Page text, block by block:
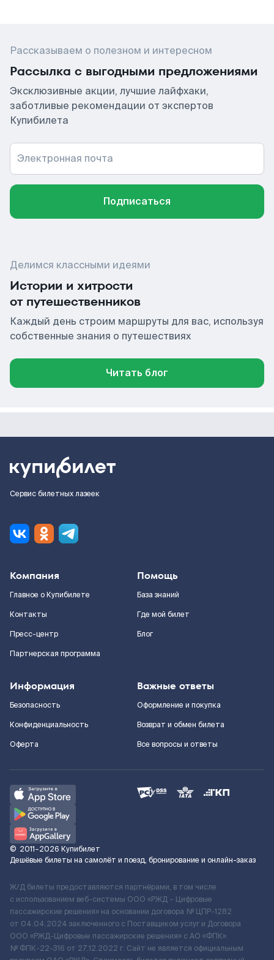
Рассказываем о полезном и интересном
Рассылка с выгодными предложениями
Эксклюзивные акции, лучшие лайфхаки,
заботливые рекомендации от экспертов
Купибилета
Электронная почта
Подписаться
Делимся классными идеями
Истории и хитрости
от путешественников
Каждый день строим маршруты для вас, используя
собственные знания о путешествиях
Читать блог
Сервис билетных лазеек
Компания
Главное о Купибилете
Контакты
Пресс-центр
Партнерская программа
Помощь
База знаний
Где мой билет
Блог
Информация
Безопасность
Конфиденциальность
Оферта
Важные ответы
Оформление и покупка
Возврат и обмен билета
Все вопросы и ответы
© 2011–2026 Купибилет
Дешёвые билеты на самолёт и поезд, бронирование и онлайн-заказ
Ж/Д билеты предоставляются партнёрами, в том числе
с использованием веб-системы ООО «РЖД – Цифровые
пассажирские решения» на основании договора № ЦПР-1282
от 04.04.2024 заключенного с Поставщиком услуг и Договора
ООО «РЖД-Цифровые пассажирские решения» c АО «ФПК»
№ ФПК-22-316 от 27.12.2022 г. Сайт не является официальным